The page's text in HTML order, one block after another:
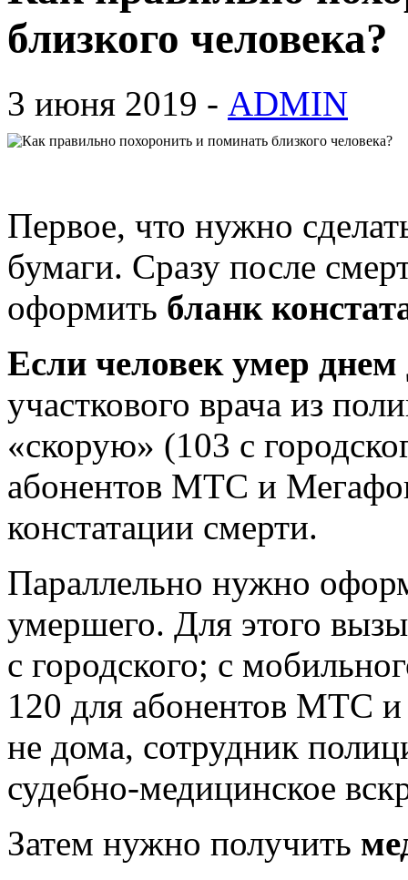
близкого человека?
3 июня 2019 - ADMIN
Первое, что нужно
бумаги. Сразу после
оформить бланк
Если человек умер днем
участкового врача из
«скорую» (103 с
абонентов МТС и
констатации смерти.
Параллельно нужно
умершего. Для этого
с городского; с
120 для абонентов МТС
не дома, сотрудник
судебно-медицинское
Затем нужно получить